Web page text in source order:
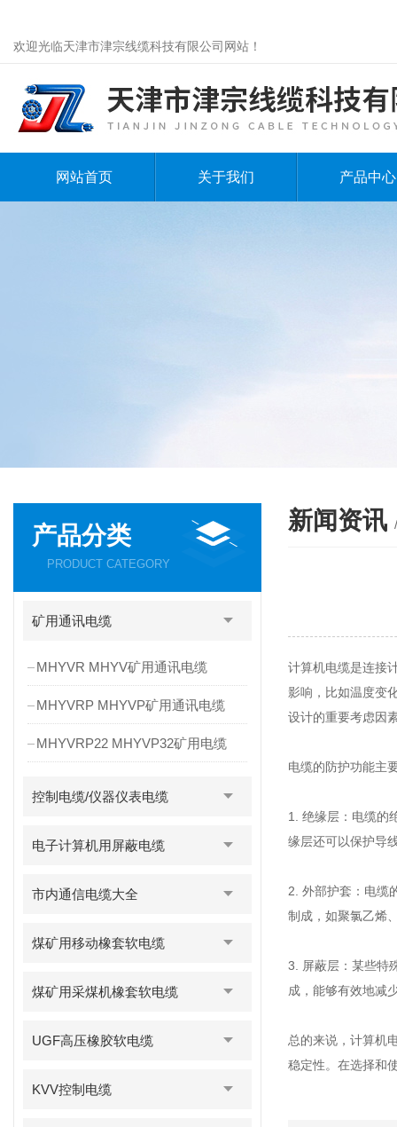
欢迎光临天津市津宗线缆科技有限公司网站！
网站首页 关于我们 产品中心
产品分类
PRODUCT CATEGORY
矿用通讯电缆
MHYVR MHYV矿用通讯电缆
MHYVRP MHYVP矿用通讯电缆
MHYVRP22 MHYVP32矿用电缆
控制电缆/仪器仪表电缆
电子计算机用屏蔽电缆
市内通信电缆大全
煤矿用移动橡套软电缆
煤矿用采煤机橡套软电缆
UGF高压橡胶软电缆
KVV控制电缆
新闻资讯
计算机电缆是连接
影响，比如温度变
设计的重要考虑因
电缆的防护功能主
1. 绝缘层：电缆的
缘层还可以保护导
2. 外部护套：电缆
制成，如聚氯乙烯
3. 屏蔽层：某些特
成，能够有效地减
总的来说，计算机
稳定性。在选择和